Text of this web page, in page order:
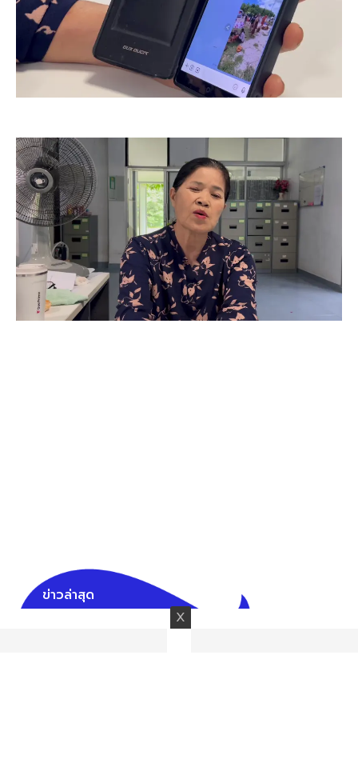
ข่าวล่าสุด